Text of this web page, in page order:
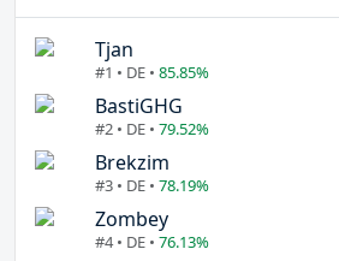
Tjan
#1 • DE • 85.85%
BastiGHG
#2 • DE • 79.52%
Brekzim
#3 • DE • 78.19%
Zombey
#4 • DE • 76.13%